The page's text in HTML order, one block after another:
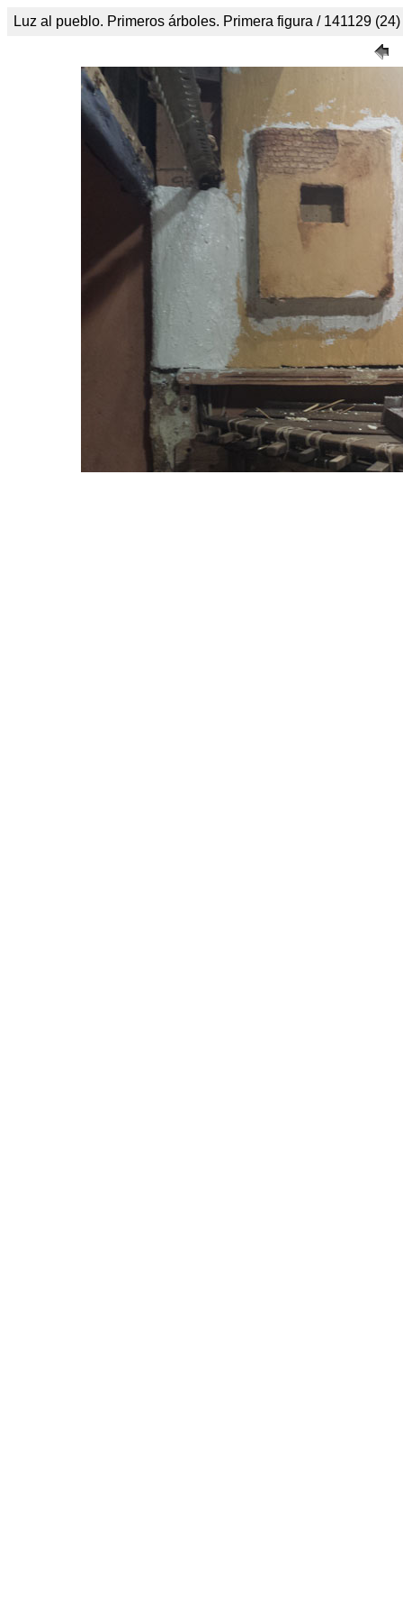
Luz al pueblo. Primeros árboles. Primera figura / 141129